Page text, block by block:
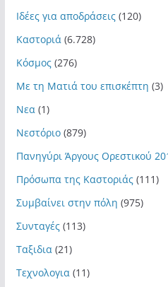
Ιδέες για αποδράσεις(120)
Καστοριά(6.728)
Κόσμος(276)
Με τη Ματιά του επισκέπτη (3)
Νεα(1)
Νεστόριο(879)
Πανηγύρι Άργους Ορεστικού
Πρόσωπα της Καστοριάς(111)
Συμβαίνει στην πόλη (975)
Συνταγές(113)
Ταξιδια(21)
Τεχνολογια(11)